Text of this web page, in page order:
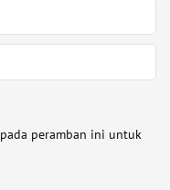
peramban ini untuk